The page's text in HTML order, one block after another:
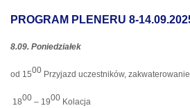
PROGRAM PLENERU 8-
8.09. Poniedziałek
od 1500 Przyjazd uczestników, zakwaterowanie
1800 – 1900 Kolacja